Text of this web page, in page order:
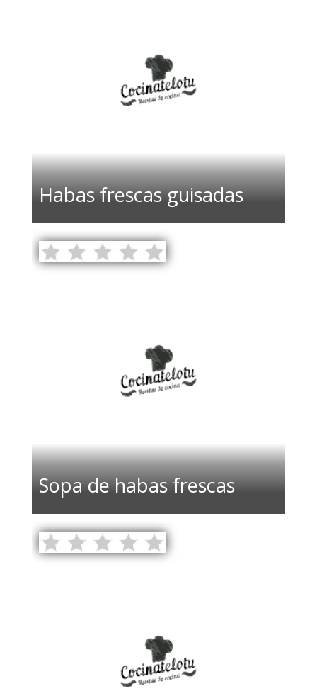
Habas frescas guisadas
Sopa de habas frescas